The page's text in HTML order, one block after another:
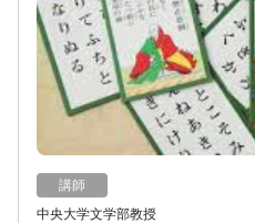
講師
中央大学文学部教授